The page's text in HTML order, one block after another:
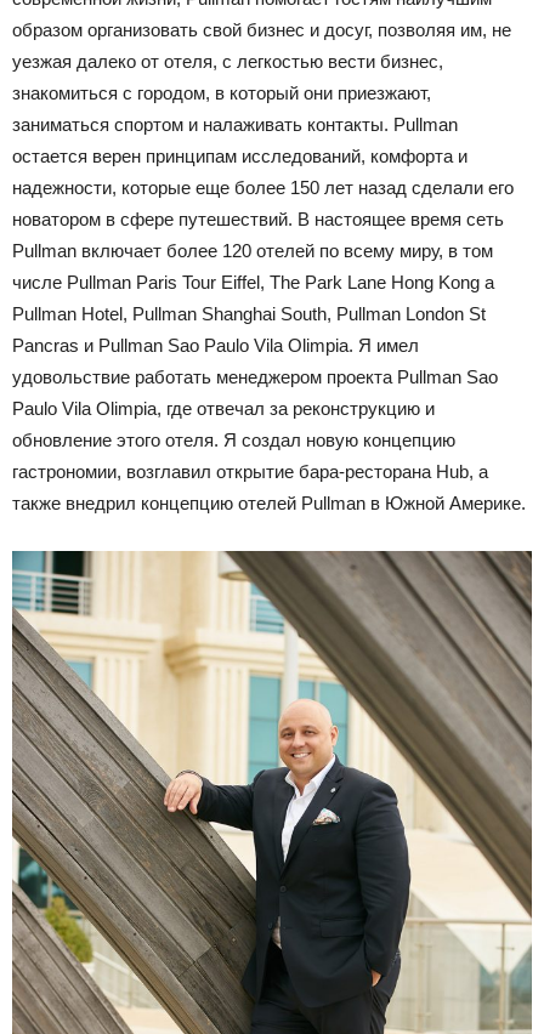
образом организовать свой бизнес и досуг, позволяя им, не
уезжая далеко от отеля, с легкостью вести бизнес,
знакомиться с городом, в который они приезжают,
заниматься спортом и налаживать контакты. Pullman
остается верен принципам исследований, комфорта и
надежности, которые еще более 150 лет назад сделали его
новатором в сфере путешествий. В настоящее время сеть
Pullman включает более 120 отелей по всему миру, в том
числе Pullman Paris Tour Eiffel, The Park Lane Hong Kong a
Pullman Hotel, Pullman Shanghai South, Pullman London St
Pancras и Pullman Sao Paulo Vila Olimpia. Я имел
удовольствие работать менеджером проекта Pullman Sao
Paulo Vila Olimpia, где отвечал за реконструкцию и
обновление этого отеля. Я создал новую концепцию
гастрономии, возглавил открытие бара-ресторана Hub, а
также внедрил концепцию отелей Pullman в Южной Америке.